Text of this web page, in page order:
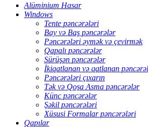
Alüminium Hasar
Windows
Tente pəncərələri
Bay və Baş pəncərələr
Pəncərələri əymək və çevirmək
Qapalı pəncərələr
Sürüşən pəncərələr
İkiqatlanan və qatlanan
Pəncərələri çıxarın
Tək və Qoşa Asma pəncərələr
Künc pəncərələr
Şəkil pəncərələri
Xüsusi Formalar pəncərələri
Qapılar